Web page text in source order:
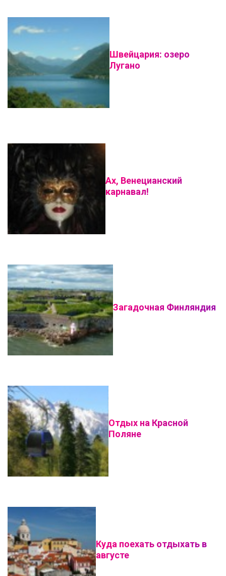
Швейцария: озеро
Лугано
Ах, Венецианский
карнавал!
Загадочная Финляндия
Отдых на Красной
Поляне
Куда поехать отдыхать в
августе